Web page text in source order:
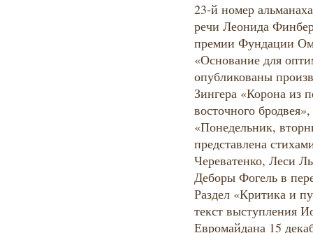
23-й номер
речи Леонида
премии Фундации
«Основание для
опубликованы
Зингера «Корона из
восточного
«Понедельник,
представлена
Череватенко, Леси
Деборы Фогель в
Раздел «Критика и
текст выступления
Евромайдана 15